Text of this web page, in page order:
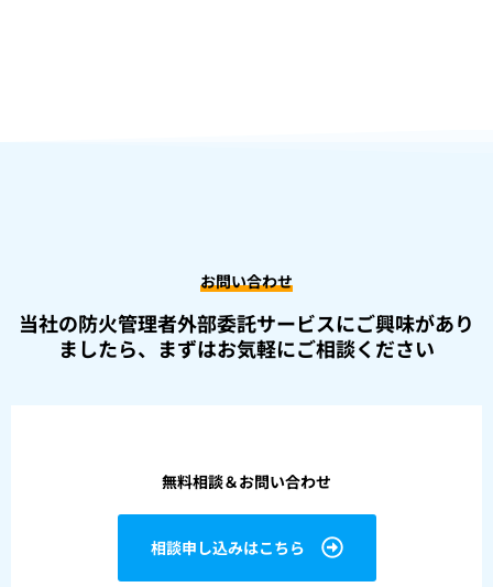
お問い合わせ
当社の防火管理者外部委託サービスにご興味があり
ましたら、 まずはお気軽にご相談ください
無料相談＆お問い合わせ
相談申し込みはこちら